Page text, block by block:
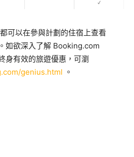
可以在參與計劃的住宿上查看
如欲深入了解 Booking.com
身有效的旅遊優惠，可瀏
genius.html 。